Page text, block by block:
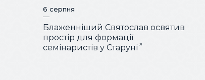
6 серпня
Блаженніший Святослав освятив
простір для формації
семінаристів у Старуні